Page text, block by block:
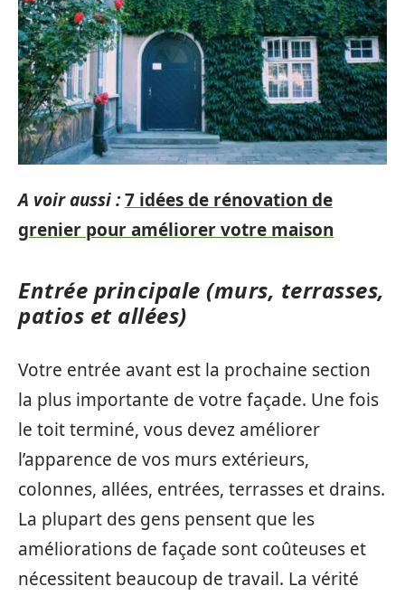
A voir aussi :7 idées de rénovation de
grenier pour améliorer votre maison
Entrée principale (murs, terrasses,
patios et allées)
Votre entrée avant est la prochaine section
la plus importante de votre façade. Une fois
le toit terminé, vous devez améliorer
l’apparence de vos murs extérieurs,
colonnes, allées, entrées, terrasses et drains.
La plupart des gens pensent que les
améliorations de façade sont coûteuses et
nécessitent beaucoup de travail. La vérité